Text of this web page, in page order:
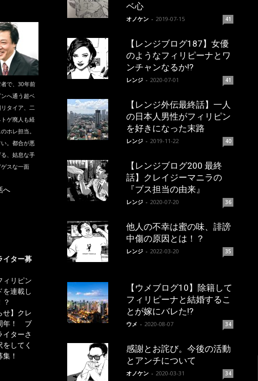
で、30年前
へ通う超ベ
タイア、二
ゲ廃人も経
ホレ担当。
い。都合が悪
る、姑息な手
スな一面
へ
イター募
ィリピン
を連載し
？
せ】クレ
年！ ブ
イターさ
してく
！
ベ心
オノケン - 2019-07-15 41
【レンジブログ187】女優
のようなフィリピーナとワ
ンチャンなるか!?
レンジ - 2020-07-01 41
【レンジ外伝最終話】一人
の日本人男性がフィリピン
を好きになった末路
レンジ - 2019-11-22 40
【レンジブログ200 最終
話】クレイジーマニラの
『ブス担当の由来』
レンジ - 2020-07-20 36
他人の不幸は蜜の味、誹謗
中傷の原因とは！？
レンジ - 2022-03-20 35
【ウメブログ10】除籍して
フィリピーナと結婚するこ
とが嫁にバレた!?
ウメ - 2020-08-07 34
感謝とお詫び。今後の活動
とアンチについて
オノケン - 2020-03-31 34